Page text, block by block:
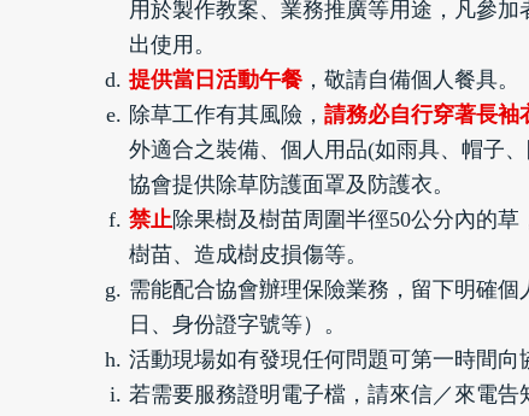
用於製作教案、業務推廣等用途，凡參
出使用。
提供當日活動午餐，敬請自備個人餐具。
除草工作有其風險， 請務必自行穿著長袖
外適合之裝備、個人用品(如雨具、帽子
協會提供除草防護面罩及防護衣。
禁止除果樹及樹苗周圍半徑50公分內的
樹苗、造成樹皮損傷等。
需能配合協會辦理保險業務，留下明確
日、身份證字號等）。
活動現場如有發現任何問題可第一時間向
若需要服務證明電子檔，請來信／來電告